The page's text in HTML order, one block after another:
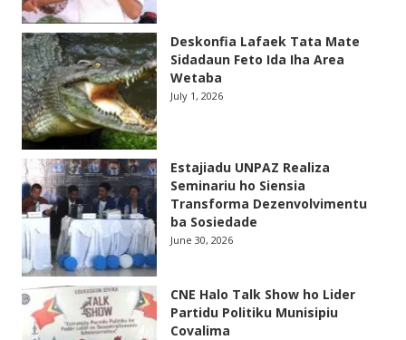
Deskonfia Lafaek Tata Mate
Sidadaun Feto Ida Iha Area
Wetaba
July 1, 2026
Estajiadu UNPAZ Realiza
Seminariu ho Siensia
Transforma Dezenvolvimentu
ba Sosiedade
June 30, 2026
CNE Halo Talk Show ho Lider
Partidu Politiku Munisipiu
Covalima